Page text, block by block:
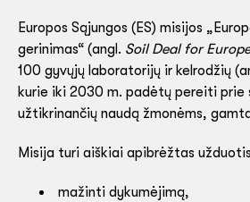
Europos Sąjungos (ES) misijos
gerinimas“ (angl. Soil Deal for Europe
100 gyvųjų laboratorijų ir kelrodžių
kurie iki 2030 m. padėtų pereiti prie
užtikrinančių naudą žmonėms,
Misija turi aiškiai apibrėžtas
mažinti dykumėjimą,